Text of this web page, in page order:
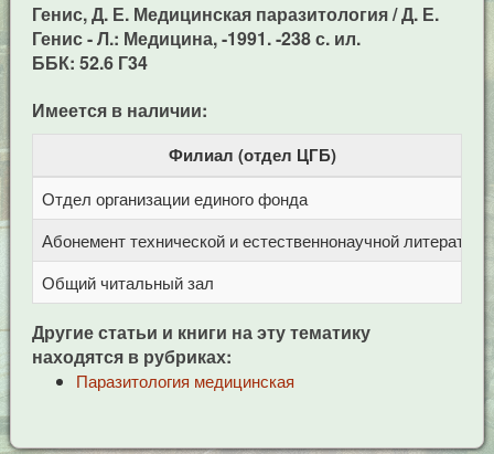
Генис, Д. Е. Медицинская паразитология / Д. Е.
Генис - Л.: Медицина, -1991. -238 с. ил.
ББК: 52.6 Г34
Имеется в наличии:
Филиал (отдел ЦГБ)
Отдел организации единого фонда
Абонемент технической и естественнонаучной литерат
Общий читальный зал
Другие статьи и книги на эту тематику
находятся в рубриках:
Паразитология медицинская